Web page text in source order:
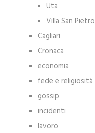
Uta
Villa San Pietro
Cagliari
Cronaca
economia
fede e religiosità
gossip
incidenti
lavoro